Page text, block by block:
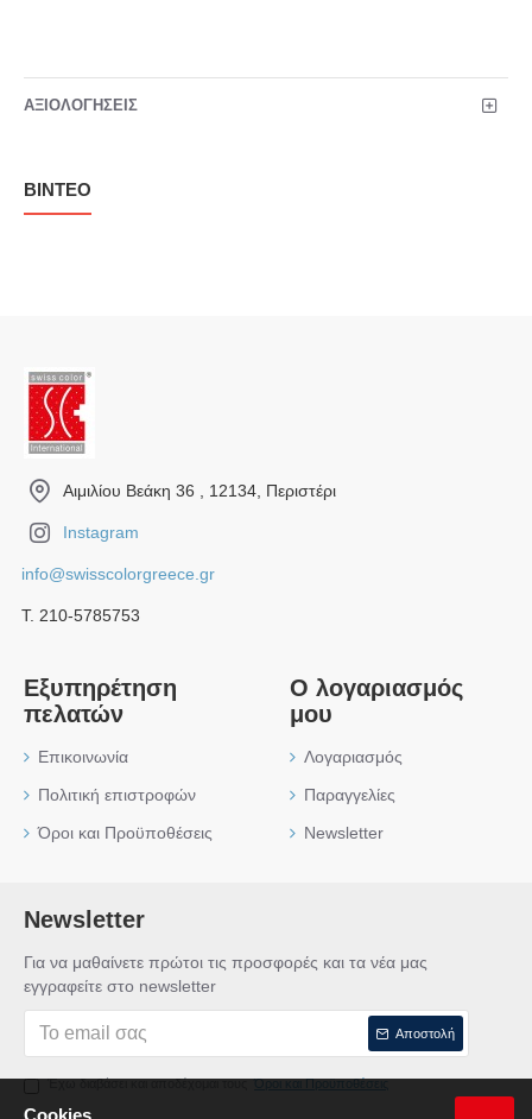
ΑΞΙΟΛΟΓΉΣΕΙΣ
ΒΊΝΤΕΟ
Αιμιλίου Βεάκη 36 , 12134, Περιστέρι
Instagram
info@swisscolorgreece.gr
Τ. 210-5785753
Εξυπηρέτηση
πελατών
Επικοινωνία
Πολιτική επιστροφών
Όροι και Προϋποθέσεις
Ο λογαριασμός
μου
Λογαριασμός
Παραγγελίες
Newsletter
Newsletter
Για να μαθαίνετε πρώτοι τις προσφορές και τα νέα μας
εγγραφείτε στο newsletter
Αποστολή
Έχω διαβάσει και αποδέχομαι τους Όροι και Προϋποθέσεις
Cookies